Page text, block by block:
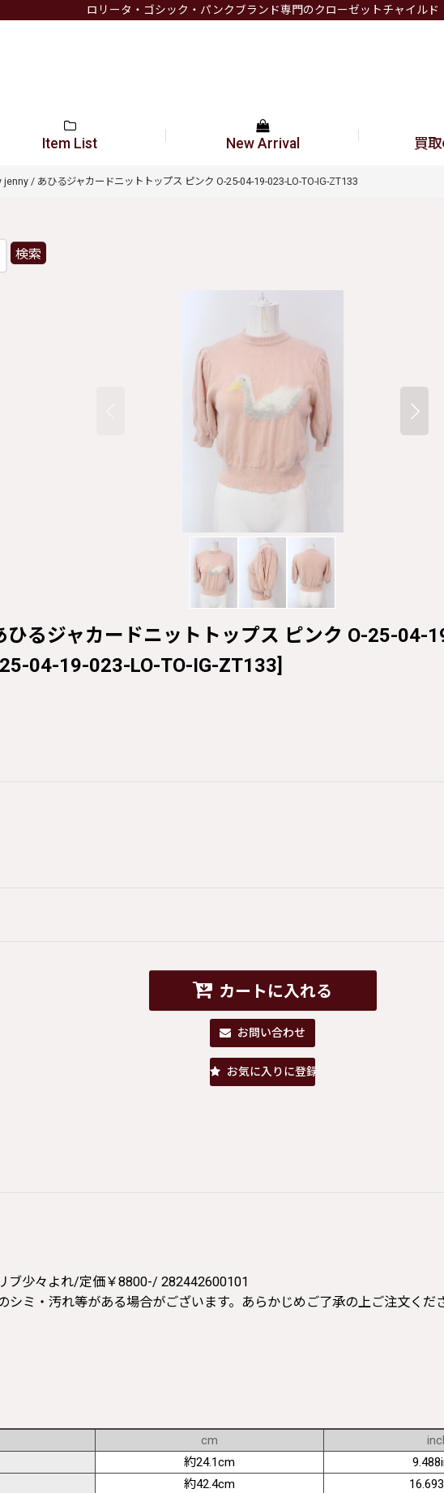
ロリータ・ゴシック・パンクブランド専門のクローゼットチャイルド
Item List New Arrival 買
jenny / あひるジャカードニットトップス ピンク O-25-04-19-023-LO-TO-IG-ZT133
検索
ひるジャカードニットトップス ピンク O-25-04-
04-19-023-LO-TO-IG-ZT133]
カートに入れる
お問い合わせ
お気に入りに登録
ブ少々よれ/定価￥8800-/ 282442600101
シミ・汚れ等がある場合がございます。あらかじめご了承の上ご注文くだ
cm
約24.1cm
約42.4cm